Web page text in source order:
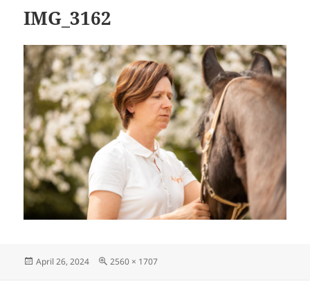
IMG_3162
Veröffentlicht
April 26, 2024 Originalgröße
2560 × 1707